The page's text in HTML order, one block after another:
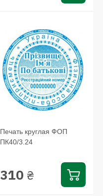
Печать круглая ФОП
ПК40/3.24
310 ₴